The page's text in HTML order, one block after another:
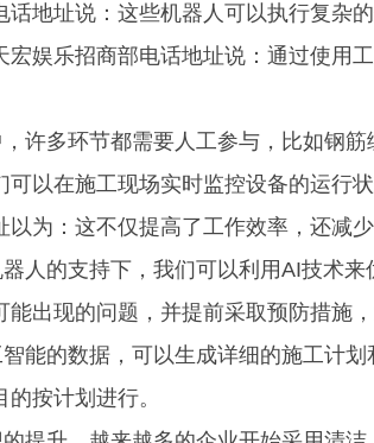
话地址说：这些机器人可以执行复杂
娱乐招商部电话地址说：通过使用
许多环节都需要人工参与，比如钢
以在施工现场实时监控设备的运行
为：这不仅提高了工作效率，还减
人的支持下，我们可以利用AI技术
出现的问题，并提前采取预防措施，
能的数据，可以生成详细的施工计
按计划进行。